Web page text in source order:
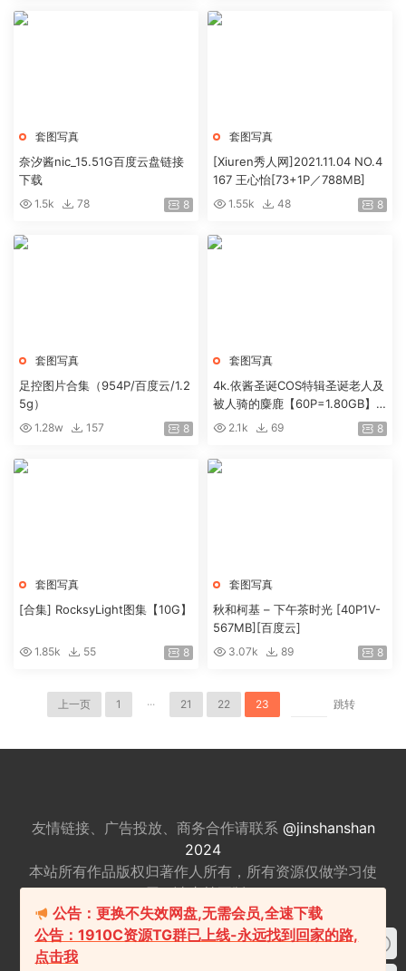
套图写真
奈汐酱nic_15.51G百度云盘链接
下载
1.5k 78 8
套图写真
[Xiuren秀人网]2021.11.04 NO.4
167 王心怡[73+1P／788MB]
1.55k 48 8
套图写真
足控图片合集（954P/百度云/1.2
5g）
1.28w 157 8
套图写真
4k.依酱圣诞COS特辑圣诞老人及
被人骑的麋鹿【60P=1.80GB】
度盘2.1k 69 8
套图写真
[合集] RocksyLight图集【10G】
1.85k 55 8
套图写真
秋和柯基 – 下午茶时光 [40P1V-
567MB][百度云]
3.07k 89 8
上一页 1 ··· 21 22 23 跳转
友情链接、广告投放、商务合作请联系 @jinshanshan
2024
本站所有作品版权归著作人所有，所有资源仅做学习使
用，请支持正版。
适量游戏有益身心健康，请勿长时间沉迷游戏，注意保
护视力并预防近视，保重身体！
我们立足于美国，对全球华人服务，本站包含18+内
公告：更换不失效网盘,无需会员,全速下载
公告：1910C资源TG群已上线-永远找到回家的路,
点击我